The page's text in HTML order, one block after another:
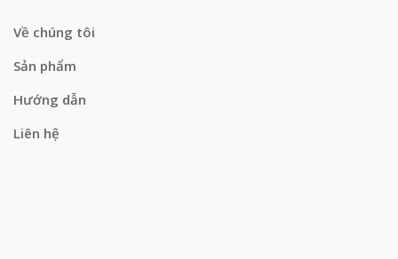
Về chúng tôi
Sản phẩm
Hướng dẫn
Liên hệ